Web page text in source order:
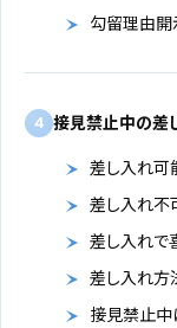
勾留理由開
4 接見禁止中の差
差し入れ可
差し入れ不
差し入れで
差し入れ方
接見禁止中